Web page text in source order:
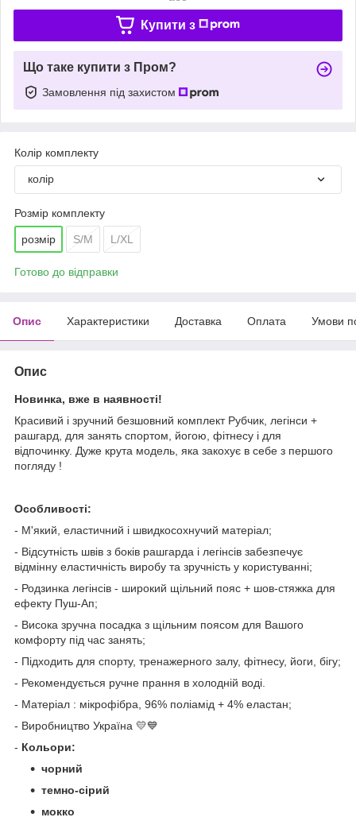
Купити з
Що таке купити з Пром?
Замовлення під захистом
Колір комплекту
колір
Розмір комплекту
розмір S/M L/XL
Готово до відправки
Опис Характеристики Доставка Оплата Умови
Опис
Новинка, вже в наявності!
Красивий і зручний безшовний комплект Рубчик, легінси +
рашгард, для занять спортом, йогою, фітнесу і для
відпочинку. Дуже крута модель, яка закохує в себе з першого
погляду !
Особливості:
- М'який, еластичний і швидкосохнучий матеріал;
- Відсутність швів з боків рашгарда і легінсів забезпечує
відмінну еластичність виробу та зручність у користуванні;
- Родзинка легінсів - широкий щільний пояс + шов-стяжка для
ефекту Пуш-Ап;
- Висока зручна посадка з щільним поясом для Вашого
комфорту під час занять;
- Підходить для спорту, тренажерного залу, фітнесу, йоги, бігу;
- Рекомендується ручне прання в холодній воді.
- Матеріал : мікрофібра, 96% поліамід + 4% еластан;
- Виробництво Україна 💛💙
- Кольори:
чорний
темно-сірий
мокко